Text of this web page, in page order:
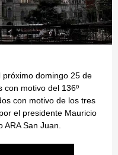
domingo 25 de
con motivo del 136º
con motivo de los tres
el presidente Mauricio
San Juan.